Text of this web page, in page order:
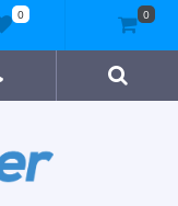
0 0